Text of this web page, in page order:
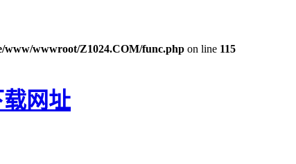
www/wwwroot/Z1024.COM/func.php on line 115
网址